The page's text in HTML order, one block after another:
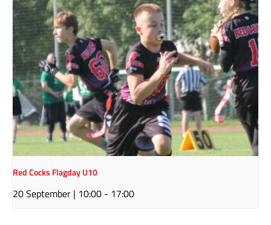
Red Cocks Flagday U10
20 September | 10:00 - 17:00